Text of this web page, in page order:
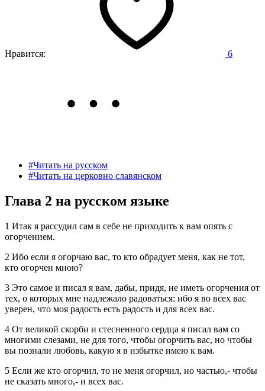
Нравится: 6
#Читать на русском
#Читать на церковно славянском
Глава 2 на русском языке
1 Итак я рассудил сам в себе не приходить к вам опять с
огорчением.
2 Ибо если я огорчаю вас, то кто обрадует меня, как не тот,
кто огорчен мною?
3 Это самое и писал я вам, дабы, придя, не иметь огорчения от
тех, о которых мне надлежало радоваться: ибо я во всех вас
уверен, что моя радость есть радость и для всех вас.
4 От великой скорби и стесненного сердца я писал вам со
многими слезами, не для того, чтобы огорчить вас, но чтобы
вы познали любовь, какую я в избытке имею к вам.
5 Если же кто огорчил, то не меня огорчил, но частью,- чтобы
не сказать много,- и всех вас.